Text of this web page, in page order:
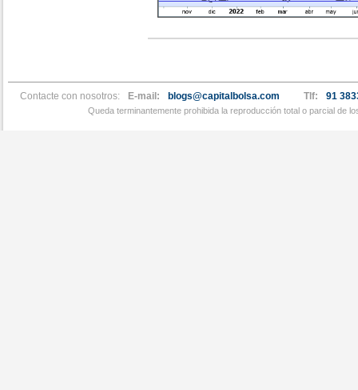
Contacte con nosotros: E-mail: blogs@capitalbolsa.com Tlf: 91
Queda terminantemente prohibida la reproducción total o parcial de